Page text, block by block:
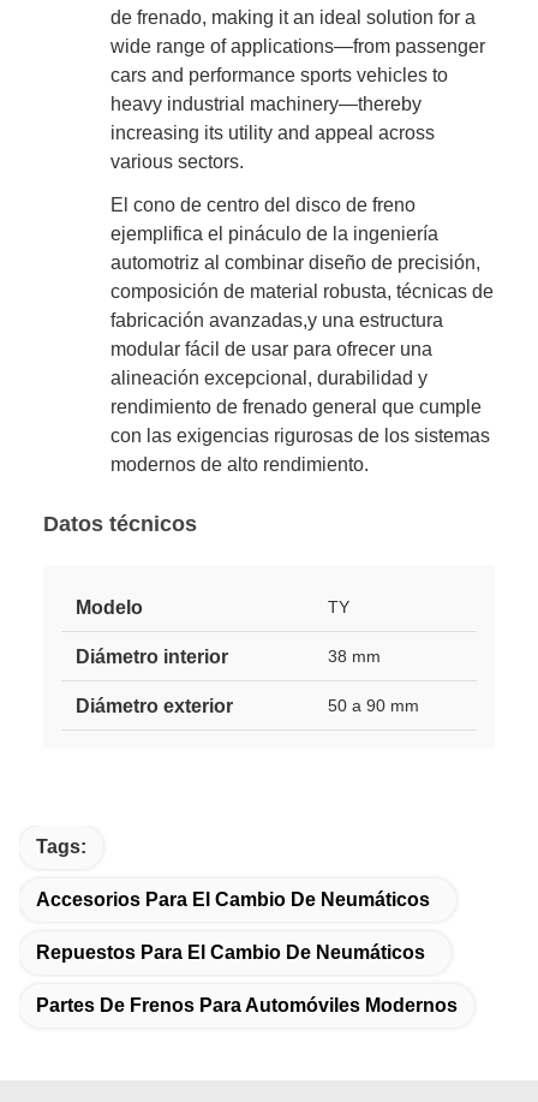
de frenado, making it an ideal solution for a
wide range of applications—from passenger
cars and performance sports vehicles to
heavy industrial machinery—thereby
increasing its utility and appeal across
various sectors.
El cono de centro del disco de freno
ejemplifica el pináculo de la ingeniería
automotriz al combinar diseño de precisión,
composición de material robusta, técnicas de
fabricación avanzadas,y una estructura
modular fácil de usar para ofrecer una
alineación excepcional, durabilidad y
rendimiento de frenado general que cumple
con las exigencias rigurosas de los sistemas
modernos de alto rendimiento.
Datos técnicos
Modelo TY
Diámetro interior 38 mm
Diámetro exterior 50 a 90 mm
Tags:
Accesorios Para El Cambio De Neumáticos
Repuestos Para El Cambio De Neumáticos
Partes De Frenos Para Automóviles Modernos